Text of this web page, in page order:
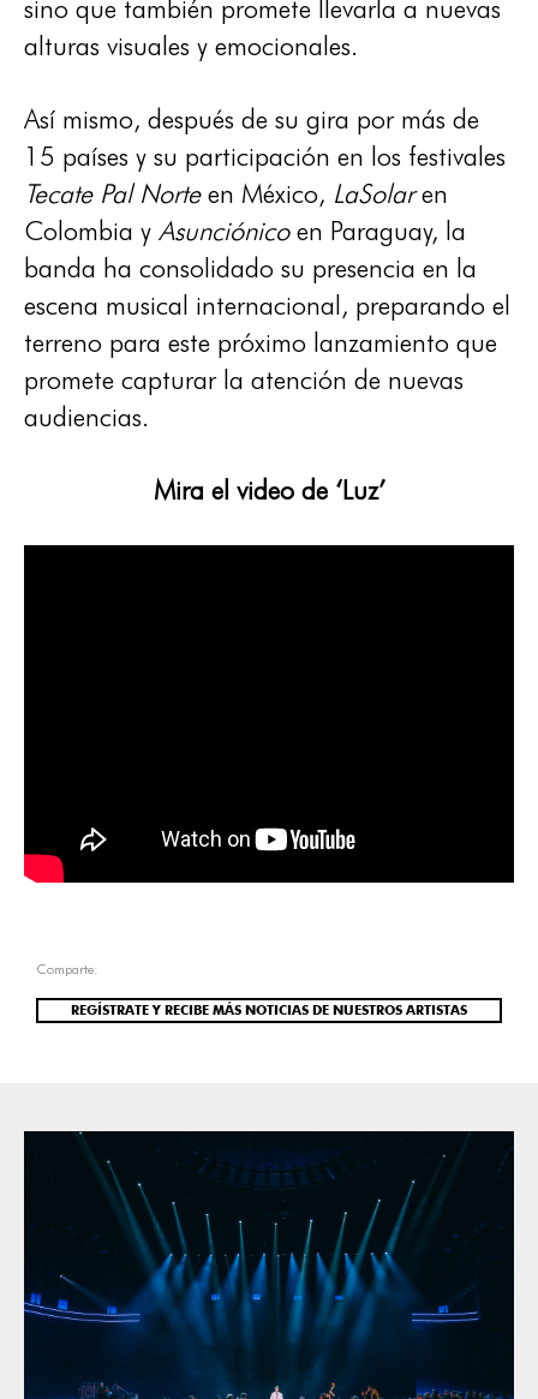
sino que también promete llevarla a nuevas
alturas visuales y emocionales.
Así mismo, después de su gira por más de
15 países y su participación en los festivales
Tecate Pal Norteen México, LaSolaren
Colombia y Asunciónicoen Paraguay, la
banda ha consolidado su presencia en la
escena musical internacional, preparando el
terreno para este próximo lanzamiento que
promete capturar la atención de nuevas
audiencias.
Mira el video de ‘Luz’
Comparte:
REGÍSTRATE Y RECIBE MÁS NOTICIAS DE NUESTROS ARTISTAS